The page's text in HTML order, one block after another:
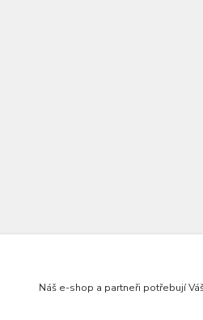
Náš e-shop a partneři potřebují